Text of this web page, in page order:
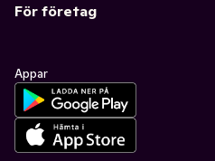
För företag
Appar